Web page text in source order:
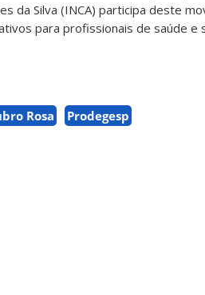
da Silva (INCA) participa deste
para profissionais de saúde e
Rosa Prodegesp